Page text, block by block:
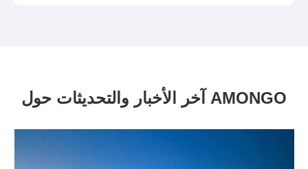
آخر الأخبار والتحديثات حول AMONGO